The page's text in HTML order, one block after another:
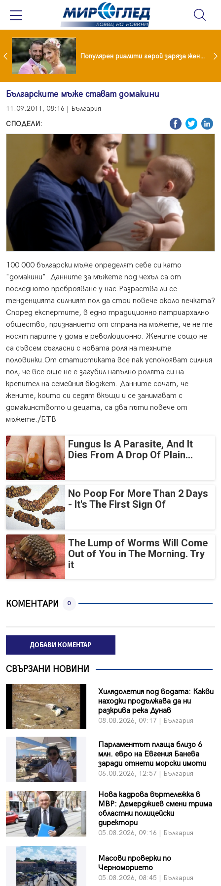
Водата от чешмата често е по-добра от бутилираната Популярен риалити герой заряза жена си заради друга
Българските мъже стават домакини
11.09.2011, 08:16 | България
СПОДЕЛИ:
100 000 български мъже определят себе си като
"домакини". Данните за мъжете под чехъл са от
последното преброяване у нас.Разраства ли се
тенденцията силният пол да стои повече около печката?
Според експертите, в едно традиционно патриархално
общество, признанието от страна на мъжете, че не те
носят парите у дома е революционно. Жените също не
са съвсем съгласни с новата роля на техните
половинки.От статистиката все пак успокояват силния
пол, че все още не е загубил напълно ролята си на
крепител на семейния бюджет. Данните сочат, че
жените, които си седят вкъщи и се занимават с
домакинството и децата, са два пъти повече от
мъжете./БТВ
Fungus Is A Parasite, And It
Dies From A Drop Of Plain...
No Poop For More Than 2 Days
- It's The First Sign Of
The Lump of Worms Will Come
Out of You in The Morning. Try
it
КОМЕНТАРИ 0
ДОБАВИ КОМЕНТАР
СВЪРЗАНИ НОВИНИ
Хилядолетия под водата: Какви
находки продължава да ни
разкрива река Дунав
08.08.2026, 09:17 | България
Парламентът плаща близо 6
млн. евро на Евгения Банева
заради отнети морски имоти
06.08.2026, 12:57 | България
Нова кадрова въртележка в
МВР: Демерджиев смени трима
областни полицейски
директори
05.08.2026, 09:16 | България
Масови проверки по
Черноморието
05.08.2026, 08:45 | България